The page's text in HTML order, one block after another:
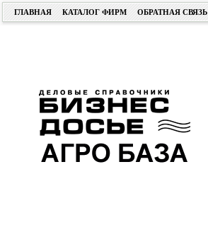
ГЛАВНАЯ КАТАЛОГ ФИРМ ОБРАТНАЯ СВЯЗЬ